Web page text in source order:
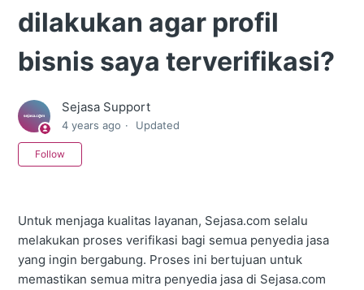
dilakukan agar profil
bisnis saya terverifikasi?
Sejasa Support
4 years ago Updated
Follow
Untuk menjaga kualitas layanan, Sejasa.com selalu
melakukan proses verifikasi bagi semua penyedia jasa
yang ingin bergabung. Proses ini bertujuan untuk
memastikan semua mitra penyedia jasa di Sejasa.com